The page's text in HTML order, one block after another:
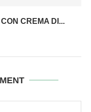
CREMA DI...